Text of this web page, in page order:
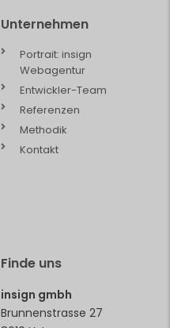
Unternehmen
Portrait: insign
Webagentur
Entwickler-Team
Referenzen
Methodik
Kontakt
Finde uns
insign gmbh
Brunnenstrasse 27